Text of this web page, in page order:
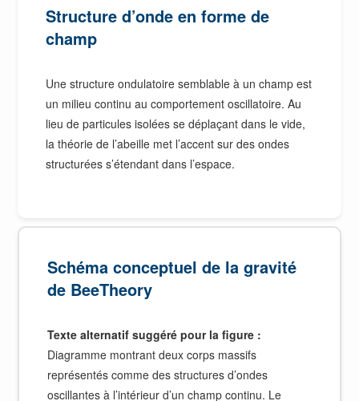
Structure d’onde en forme de
champ
Une structure ondulatoire semblable à un champ est
un milieu continu au comportement oscillatoire. Au
lieu de particules isolées se déplaçant dans le vide,
la théorie de l’abeille met l’accent sur des ondes
structurées s’étendant dans l’espace.
Schéma conceptuel de la gravité
de BeeTheory
Texte alternatif suggéré pour la figure :
Diagramme montrant deux corps massifs
représentés comme des structures d’ondes
oscillantes à l’intérieur d’un champ continu. Le